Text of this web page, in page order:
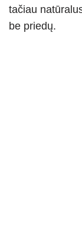
tačiau
be priedų.